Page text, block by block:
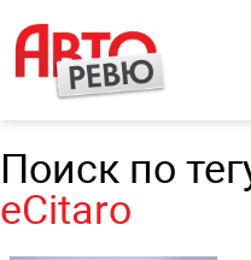
Поиск по
eCitaro